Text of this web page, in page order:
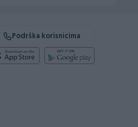
Podrška korisnicima